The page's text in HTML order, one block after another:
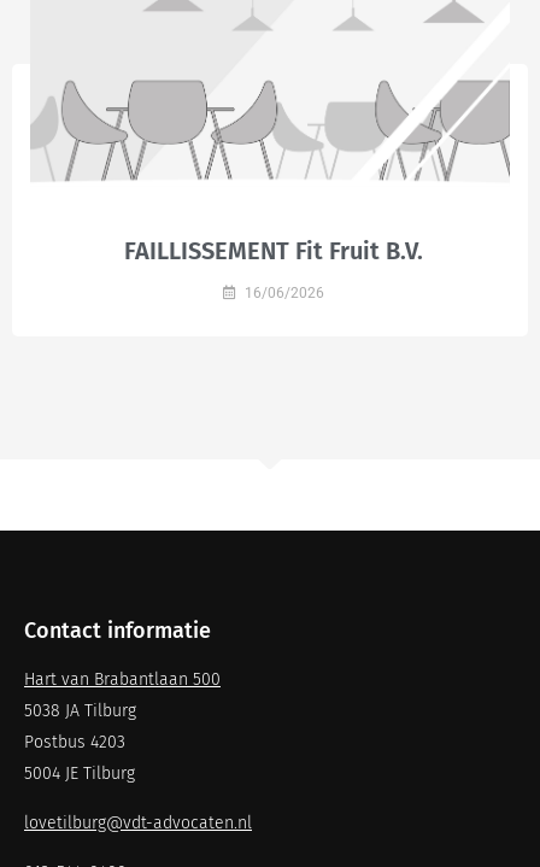
FAILLISSEMENT Fit Fruit B.V.
16/06/2026
Contact informatie
Hart van Brabantlaan 500
5038 JA Tilburg
Postbus 4203
5004 JE Tilburg
lovetilburg@vdt-advocaten.nl